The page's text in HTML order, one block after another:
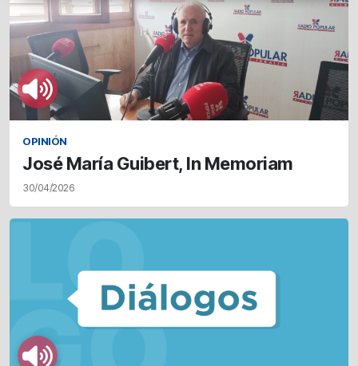
OPINIÓN
José María Guibert, In Memoriam
30/04/2026